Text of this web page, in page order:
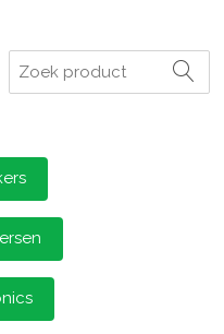
Zoeken